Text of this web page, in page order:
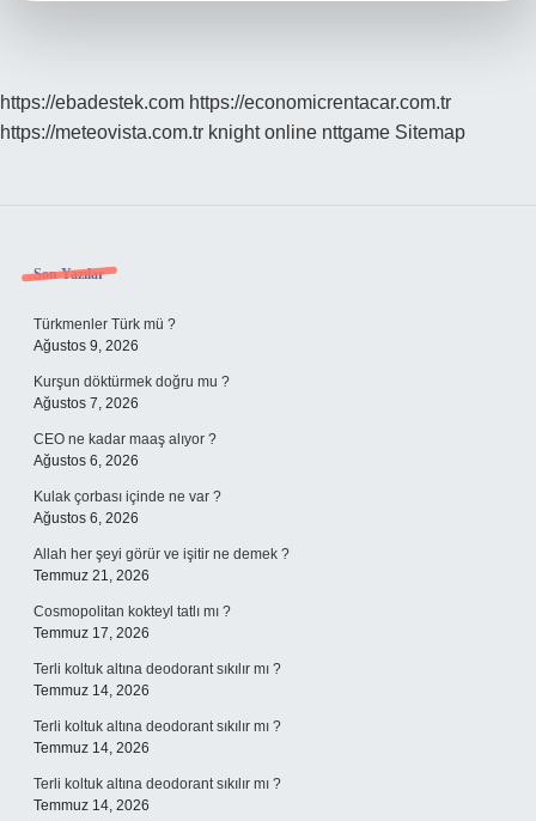
https://ebadestek.com https://economicrentacar.com.tr
https://meteovista.com.tr knight online nttgame Sitemap
Sidebar
Son Yazılar
Türkmenler Türk mü ?
Ağustos 9, 2026
Kurşun döktürmek doğru mu ?
Ağustos 7, 2026
CEO ne kadar maaş alıyor ?
Ağustos 6, 2026
Kulak çorbası içinde ne var ?
Ağustos 6, 2026
Allah her şeyi görür ve işitir ne demek ?
Temmuz 21, 2026
Cosmopolitan kokteyl tatlı mı ?
Temmuz 17, 2026
Terli koltuk altına deodorant sıkılır mı ?
Temmuz 14, 2026
Terli koltuk altına deodorant sıkılır mı ?
Temmuz 14, 2026
Terli koltuk altına deodorant sıkılır mı ?
Temmuz 14, 2026